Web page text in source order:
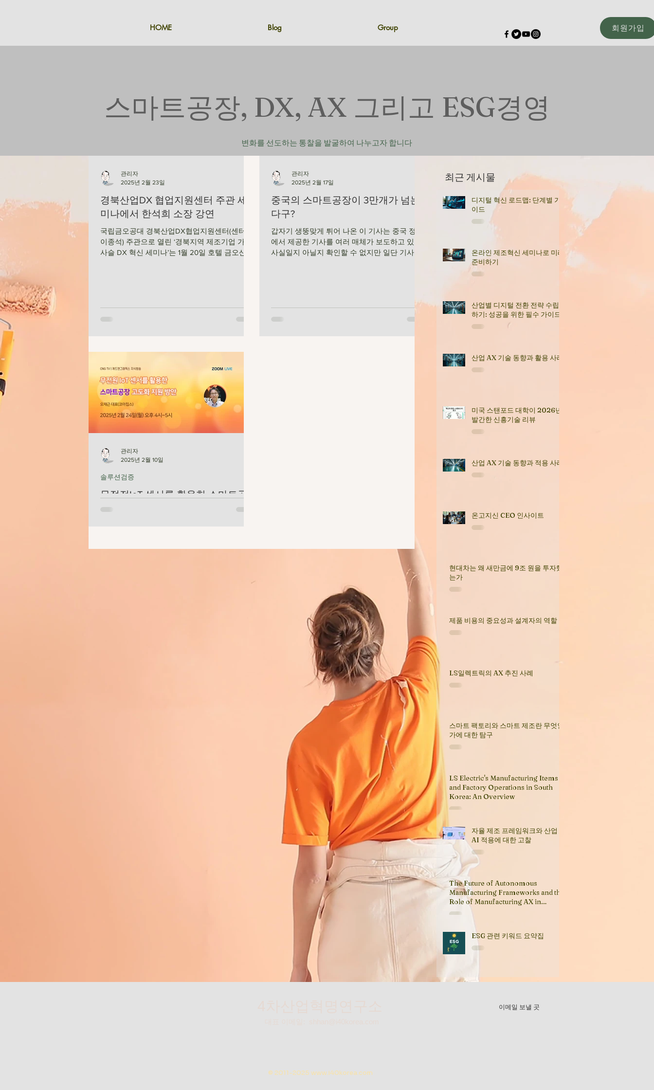
HOME Blog Group 회원가입
​스마트공장, DX, AX 그리고 ESG경영
변화를 선도하는 통찰을 발굴하여 나누고자 합니다
경북산업DX 협업지원센터 주관 세
미나에서 한석희 소장 강연
국립금오공대 경북산업DX협업지원센터(센터장
이종석) 주관으로 열린 ‘경북지역 제조기업 가치
사슬 DX 혁신 세미나’는 1월 20일 호텔 금오산에
관리자
2025년 2월 23일
중국의 스마트공장이 3만개가 넘는
다구?
갑자기 생뚱맞게 튀어 나온 이 기사는 중국 정부
에서 제공한 기사를 여러 매체가 보도하고 있다.
사실일지 아닐지 확인할 수 없지만 일단 기사 내
관리자
2025년 2월 17일
무정전IoT 센서를 활용한 스마트공
솔루션검증
관리자
2025년 2월 10일
최근 게시물
디지털 혁신 로드맵: 단계별 가
이드
온라인 제조혁신 세미나로 미래
준비하기
산업별 디지털 전환 전략 수립
하기: 성공을 위한 필수 가이드
산업 AX 기술 동향과 활용 사례
미국 스탠포드 대학이 2026년
발간한 신흥기술 리뷰
산업 AX 기술 동향과 적용 사례
온고지신 CEO 인사이트
현대차는 왜 새만금에 9조 원을 투자했
는가
제품 비용의 중요성과 설계자의 역할
LS일렉트릭의 AX 추진 사례
스마트 팩토리와 스마트 제조란 무엇인
가에 대한 탐구
LS Electric's Manufacturing Items
and Factory Operations in South
Korea: An Overview
자율 제조 프레임워크와 산업
AI 적용에 대한 고찰
The Future of Autonomous
Manufacturing Frameworks and the
Role of Manufacturing AX in
Industry Transformation
ESG 관련 키워드 요약집
이메일 보낼 곳
© 2011-2025 www.i40korea.com